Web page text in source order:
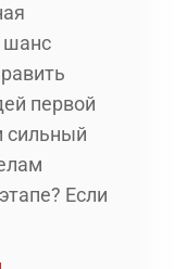
шанс
первой
сильный
Если